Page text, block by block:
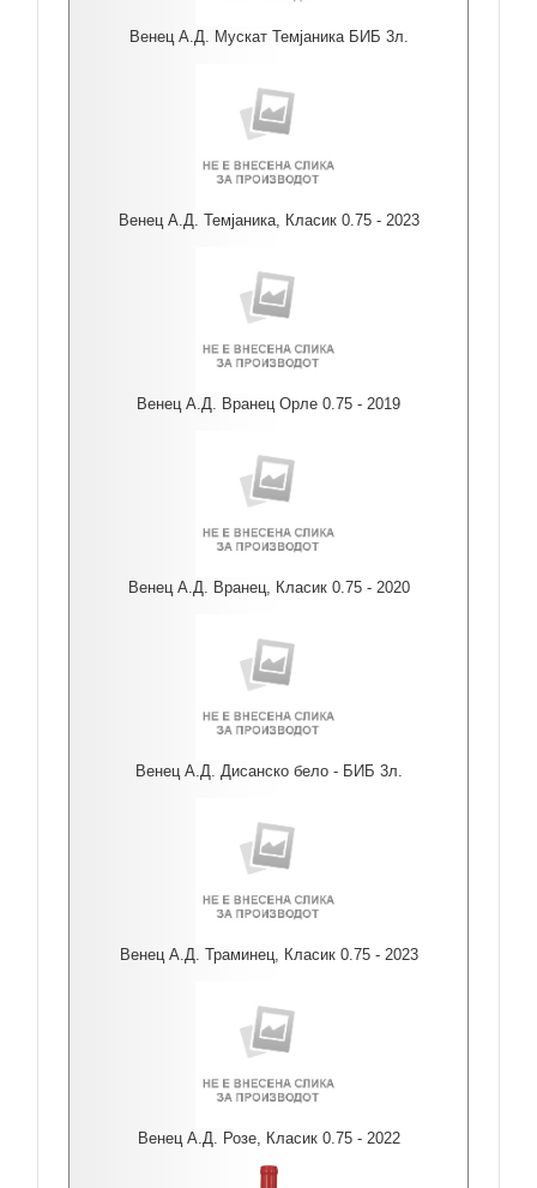
Венец А.Д. Мускат Темјаника БИБ 3л.
Венец А.Д. Темјаника, Класик 0.75 - 2023
Венец А.Д. Вранец Орле 0.75 - 2019
Венец А.Д. Вранец, Класик 0.75 - 2020
Венец А.Д. Дисанско бело - БИБ 3л.
Венец А.Д. Траминец, Класик 0.75 - 2023
Венец А.Д. Розе, Класик 0.75 - 2022